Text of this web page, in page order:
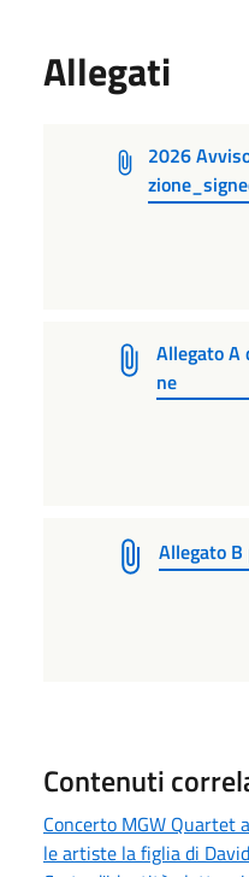
Allegati
2026
Allegato A
ne
Allegato
Contenuti
Concerto MGW Quartet
le artiste la figlia di